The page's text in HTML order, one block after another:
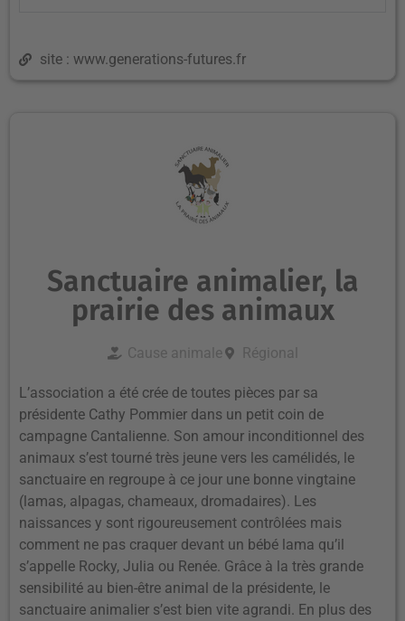
site : www.generations-futures.fr
Sanctuaire animalier, la
prairie des animaux
Cause animale Régional
L’association a été crée de toutes pièces par sa
présidente Cathy Pommier dans un petit coin de
campagne Cantalienne. Son amour inconditionnel des
animaux s’est tourné très jeune vers les camélidés, le
sanctuaire en regroupe à ce jour une bonne vingtaine
(lamas, alpagas, chameaux, dromadaires). Les
naissances y sont rigoureusement contrôlées mais
comment ne pas craquer devant un bébé lama qu’il
s’appelle Rocky, Julia ou Renée. Grâce à la très grande
sensibilité au bien-être animal de la présidente, le
sanctuaire animalier s’est bien vite agrandi. En plus des